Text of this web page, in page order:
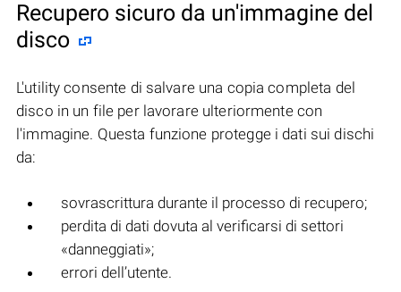
Recupero sicuro da un'immagine del
disco
L'utility consente di salvare una copia completa del
disco in un file per lavorare ulteriormente con
l'immagine. Questa funzione protegge i dati sui dischi
da:
sovrascrittura durante il processo di recupero;
perdita di dati dovuta al verificarsi di settori
«danneggiati»;
errori dell’utente.